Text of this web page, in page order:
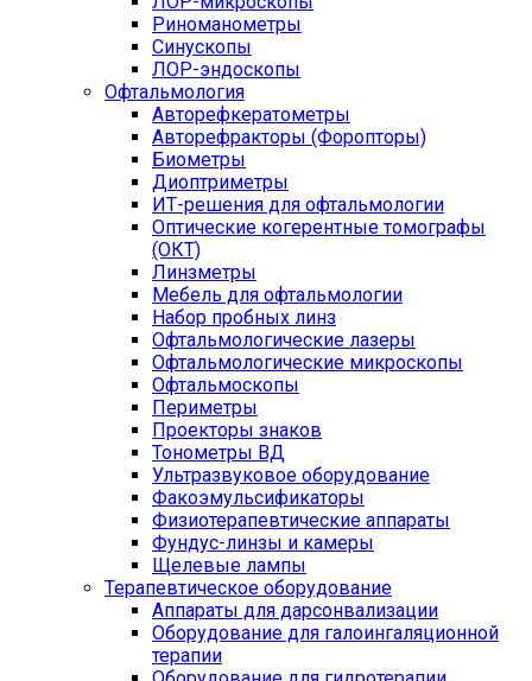
Риноманометры
Синускопы
ЛОР-эндоскопы
Офтальмология
Авторефкератометры
Авторефракторы (Форопторы)
Биометры
Диоптриметры
ИТ-решения для офтальмологии
Оптические когерентные томографы
(ОКТ)
Линзметры
Мебель для офтальмологии
Набор пробных линз
Офтальмологические лазеры
Офтальмологические микроскопы
Офтальмоскопы
Периметры
Проекторы знаков
Тонометры ВД
Ультразвуковое оборудование
Факоэмульсификаторы
Физиотерапевтические аппараты
Фундус-линзы и камеры
Щелевые лампы
Терапевтическое оборудование
Аппараты для дарсонвализации
Оборудование для галоингаляционной
терапии